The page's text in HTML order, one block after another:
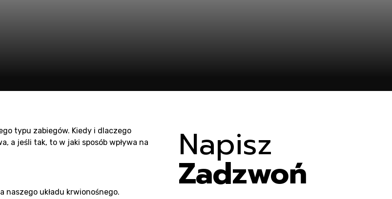
typu zabiegów. Kiedy i dlaczego
a jeśli tak, to w jaki sposób wpływa na
układu krwionośnego.
Napisz
Zadzwoń